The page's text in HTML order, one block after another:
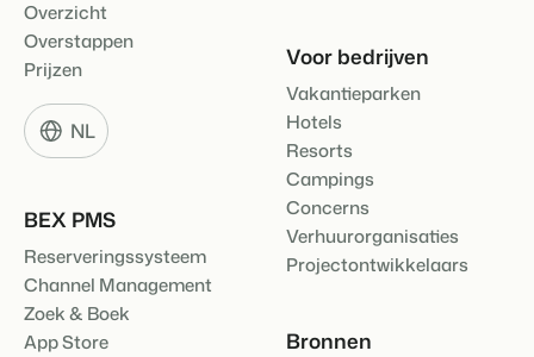
Overzicht
Overstappen
Prijzen
NL
BEX PMS
Reserveringssysteem
Channel Management
Zoek & Boek
App Store
Voor bedrijven
Vakantieparken
Hotels
Resorts
Campings
Concerns
Verhuurorganisaties
Projectontwikkelaars
Bronnen